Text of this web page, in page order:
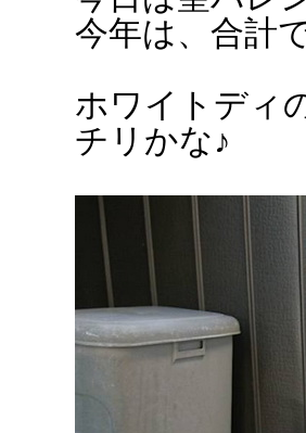
今年は、合計
ホワイトディ
チリかな♪